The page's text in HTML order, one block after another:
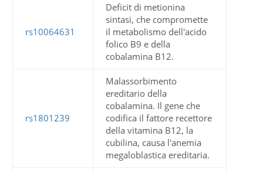
rs10064631
Deficit di metionina
sintasi, che compromette
il metabolismo dell'acido
folico B9 e della
cobalamina B12.
rs1801239
Malassorbimento
ereditario della
cobalamina. Il gene che
codifica il fattore recettore
della vitamina B12, la
cubilina, causa l'anemia
megaloblastica ereditaria.